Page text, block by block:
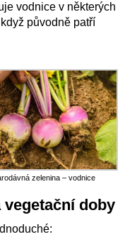
vodnice v některých
původně patří
zelenina – vodnice
vegetační doby